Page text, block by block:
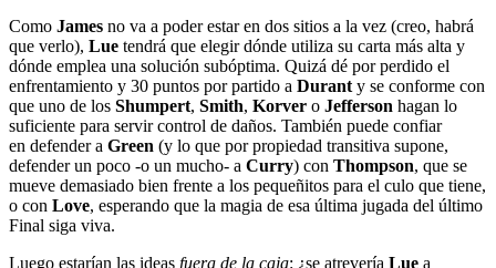
Como James no va a poder estar en dos sitios a la vez (creo, habrá
que verlo), Lue tendrá que elegir dónde utiliza su carta más alta y
dónde emplea una solución subóptima. Quizá dé por perdido el
enfrentamiento y 30 puntos por partido a Duranty se conforme con
que uno de los Shumpert, Smith, Korver o Jefferson hagan lo
suficiente para servir control de daños. También puede confiar
en defender a Green (y lo que por propiedad transitiva supone,
defender un poco -o un mucho- a Curry) con Thompson, que se
mueve demasiado bien frente a los pequeñitos para el culo que tiene,
o con Love, esperando que la magia de esa última jugada del último
Final siga viva.
Luego estarían las ideas fuera de la caja: ¿se atrevería Lue a